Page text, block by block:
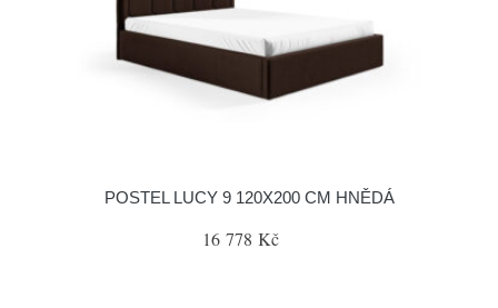
POSTEL LUCY 9 120X200 CM HNĚDÁ
16 778 Kč